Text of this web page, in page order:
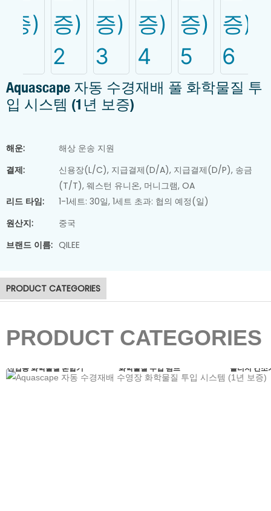
Aquascape 자동 수경재배 풀 화학물질 투
입 시스템 (1년 보증)
해운:
해상 운송 지원
결제:
신용장(L/C), 지급결제(D/A), 지급결제(D/P), 송금
(T/T), 웨스턴 유니온, 머니그램, OA
리드 타임:
1-1세트: 30일, 1세트 초과: 협의 예정(일)
원산지:
중국
브랜드 이름: QILEE
PRODUCT CATEGORIES
PRODUCT CATEGORIES
슬러지 탈수기
산업용 화학물질 혼합기 화학물질 투입 펌프 슬러지 건조